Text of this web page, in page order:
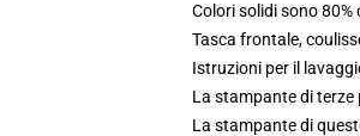
Colori solidi sono 80%
Tasca frontale,
Istruzioni per il
La stampante di
La stampante di